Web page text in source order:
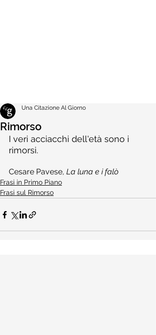
Rimorso
Una Citazione Al Giorno
I veri acciacchi dell'età sono i
rimorsi.
Cesare Pavese, La luna e i falò
Frasi in Primo Piano
Frasi sul Rimorso